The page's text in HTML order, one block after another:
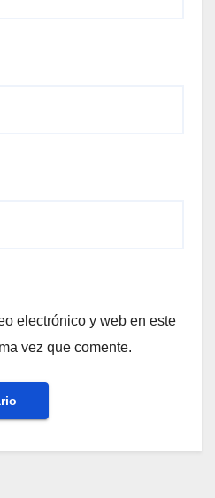
electrónico y web en este
vez que comente.